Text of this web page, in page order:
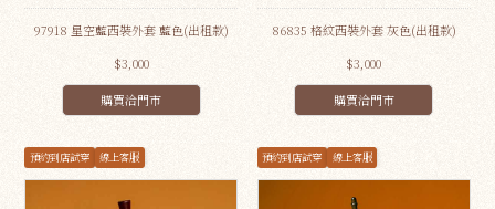
97918 星空藍西裝外套 藍色(出租款)
$3,000
購買洽門市
86835 格紋西裝外套 灰色(出租款)
$3,000
購買洽門市
預約到店試穿 線上客服 預約到店試穿 線上客服